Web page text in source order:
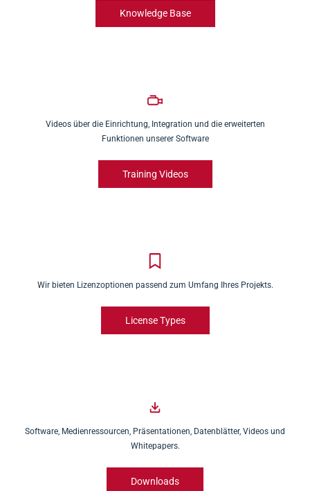
Knowledge Base
Videos über die Einrichtung, Integration und die erweiterten
Funktionen unserer Software
Training Videos
Wir bieten Lizenzoptionen passend zum Umfang Ihres Projekts.
License Types
Software, Medienressourcen, Präsentationen, Datenblätter, Videos und
Whitepapers.
Downloads